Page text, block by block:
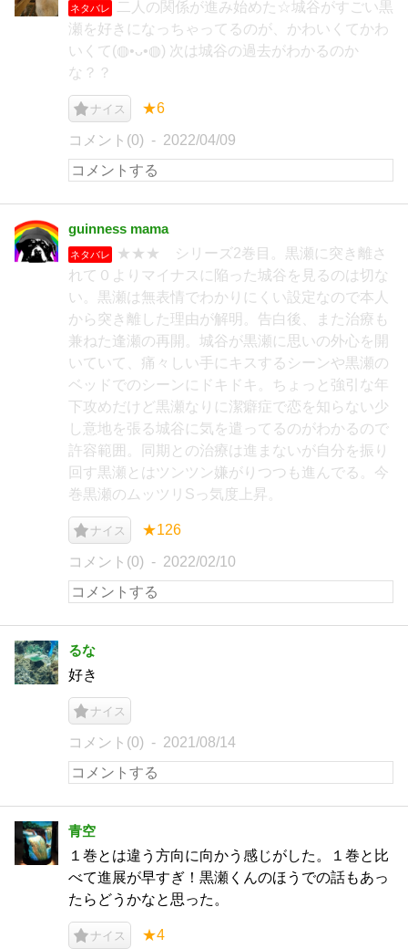
ネタバレ
二人の関係が進み始めた☆城谷がすごい黒
瀬を好きになっちゃってるのが、かわいくてかわ
いくて(◍•ᴗ•◍) 次は城谷の過去がわかるのか
な？？
ナイス ★6
コメント(0) 2022/04/09
guinness mama
ネタバレ
★★★ シリーズ2巻目。黒瀬に突き離さ
れて０よりマイナスに陥った城谷を見るのは切な
い。黒瀬は無表情でわかりにくい設定なので本人
から突き離した理由が解明。告白後、また治療も
兼ねた逢瀬の再開。城谷が黒瀬に思いの外心を開
いていて、痛々しい手にキスするシーンや黒瀬の
ベッドでのシーンにドキドキ。ちょっと強引な年
下攻めだけど黒瀬なりに潔癖症で恋を知らない少
し意地を張る城谷に気を遣ってるのがわかるので
許容範囲。同期との治療は進まないが自分を振り
回す黒瀬とはツンツン嫌がりつつも進んでる。今
巻黒瀬のムッツリSっ気度上昇。
ナイス ★126
コメント(0) 2022/02/10
るな
好き
ナイス
コメント(0) 2021/08/14
青空
１巻とは違う方向に向かう感じがした。１巻と比
べて進展が早すぎ！黒瀬くんのほうでの話もあっ
たらどうかなと思った。
ナイス ★4